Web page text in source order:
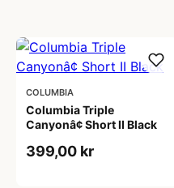
COLUMBIA
Columbia Triple
Canyonâ¢ Short II Black
399,00 kr